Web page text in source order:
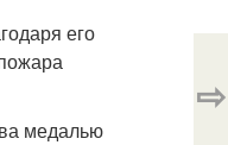
его
медалью
⇨